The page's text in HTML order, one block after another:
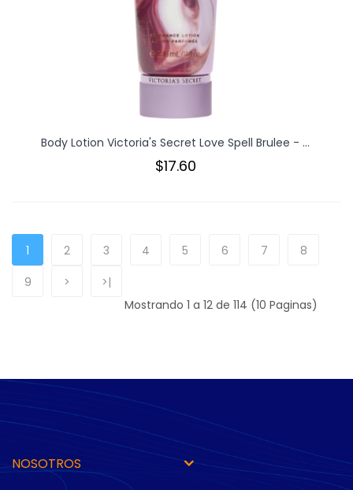
Body Lotion Victoria's Secret Love Spell Brulee - ...
$17.60
1 2 3 4 5 6 7
8
9
>
>|
Mostrando 1 a 12 de 114 (10 Paginas)
NOSOTROS